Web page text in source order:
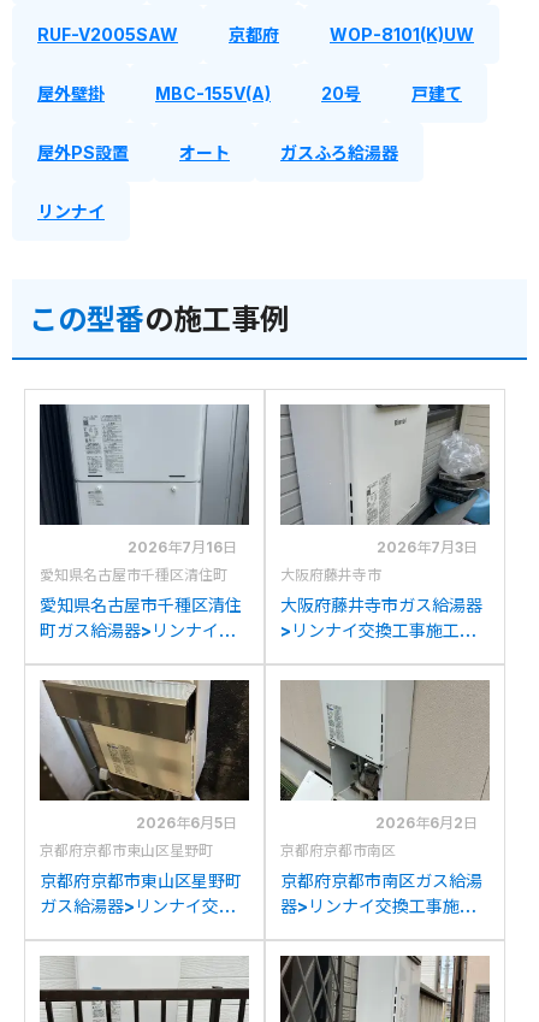
RUF-V2005SAW 京都府 WOP-8101(K)UW
屋外壁掛 MBC-155V(A) 20号 戸建て
屋外PS設置 オート ガスふろ給湯器
リンナイ
この型番の施工事例
2026年7月16日
愛知県名古屋市千種区清住町
愛知県名古屋市千種区清住
町ガス給湯器>リンナイ交
RUF-A2400SAWからリ
ンナイRUF-205SAW(B)へ
の交換
2026年7月3日
大阪府藤井寺市
大阪府藤井寺市ガス給湯器
>リンナイ交換工事施工事
A2000AW(A)からリンナ
イRUF-205SAW(B)への交
2026年6月5日
京都府京都市東山区星野町
京都府京都市東山区星野町
ガス給湯器>リンナイ交換
YRUF-A2000SAWからリ
ンナイRUF-205SAW(B)へ
の交換
2026年6月2日
京都府京都市南区
京都府京都市南区ガス給湯
器>リンナイ交換工事施工
V2401SAW-1Jからリンナ
イRUF-205SAW(B)への交
換